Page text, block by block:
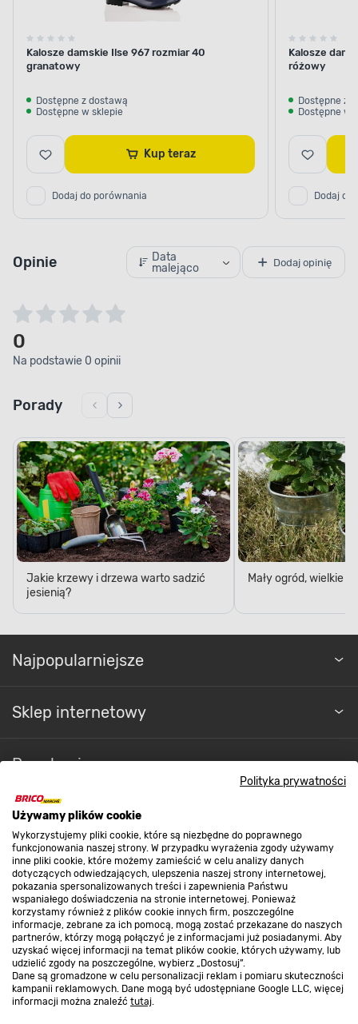
Polityka prywatności
Używamy plików cookie
Wykorzystujemy pliki cookie, które są niezbędne do poprawnego
funkcjonowania naszej strony. W przypadku wyrażenia zgody używamy
inne pliki cookie, które możemy zamieścić w celu analizy danych
dotyczących odwiedzających, ulepszenia naszej strony internetowej,
pokazania spersonalizowanych treści i zapewnienia Państwu
wspaniałego doświadczenia na stronie internetowej. Ponieważ
korzystamy również z plików cookie innych firm, poszczególne
informacje, zebrane za ich pomocą, mogą zostać przekazane do naszych
partnerów, którzy mogą połączyć je z informacjami już posiadanymi. Aby
uzyskać więcej informacji na temat plików cookie, których używamy, lub
udzielić zgody na poszczególne, wybierz „Dostosuj”.
Dane są gromadzone w celu personalizacji reklam i pomiaru skuteczności
kampanii reklamowych. Dane mogą być udostępniane Google LLC, więcej
informacji można znaleźć tutaj.
Kalosze damskie Ilse 967 rozmiar 40
granatowy
Dostępne z dostawą
Dostępne w sklepie
Kup teraz
Dodaj do porównania
Kalosze
różowy
Dostępne z
Dostępne w
Dodaj do
Opinie
Data
malejąco
Dodaj opinię
0
Na podstawie 0 opinii
Porady
Jakie krzewy i drzewa warto sadzić
jesienią?
Mały ogród, wielkie
Najpopularniejsze
Sklep internetowy
Regulaminy
Promocje
Nasze sklepy
O nas
Kontakt do sklepu